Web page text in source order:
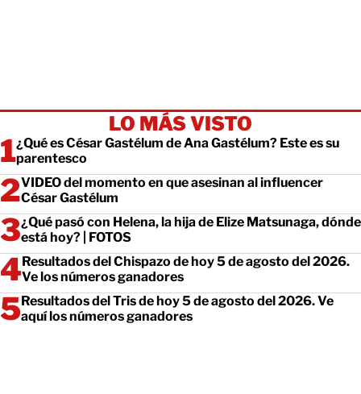
LO MÁS VISTO
¿Qué es César Gastélum de Ana Gastélum? Este es su
parentesco
VIDEO del momento en que asesinan al influencer
César Gastélum
¿Qué pasó con Helena, la hija de Elize Matsunaga, dónde
está hoy? | FOTOS
Resultados del Chispazo de hoy 5 de agosto del 2026.
Ve los números ganadores
Resultados del Tris de hoy 5 de agosto del 2026. Ve
aquí los números ganadores